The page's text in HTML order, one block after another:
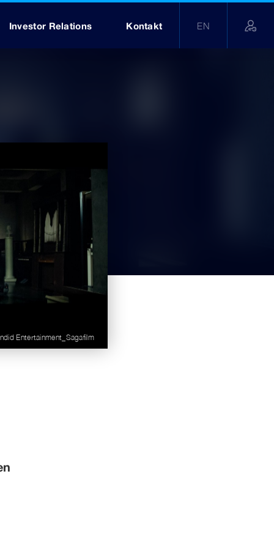
EN
Kontakt
Investor Relations
Entertainment_Sagafilm